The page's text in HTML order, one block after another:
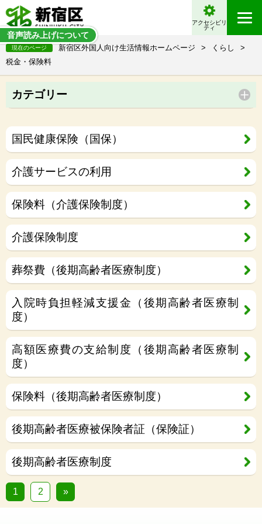
音声読み上げについて
アクセシビリ
ティ
現在のページ 新宿区外国人向け生活情報ホームページ > くらし
>
税金・保険料
カテゴリー
国民健康保険（国保）
介護サービスの利用
保険料（介護保険制度）
介護保険制度
葬祭費（後期高齢者医療制度）
入院時負担軽減支援金（後期高齢者医療制
度）
高額医療費の支給制度（後期高齢者医療制
度）
保険料（後期高齢者医療制度）
後期高齢者医療被保険者証（保険証）
後期高齢者医療制度
1 2 »